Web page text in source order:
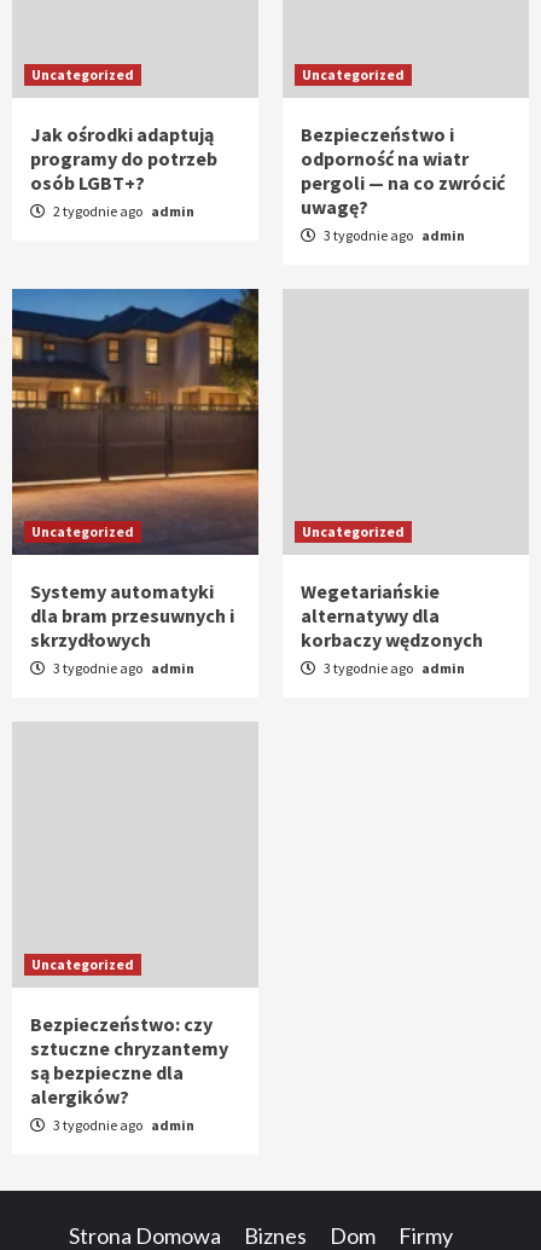
Uncategorized
Jak ośrodki adaptują
programy do potrzeb
osób LGBT+?
2 tygodnie ago admin
Uncategorized
Bezpieczeństwo i
odporność na wiatr
pergoli — na co zwrócić
uwagę?
3 tygodnie ago admin
Uncategorized
Systemy automatyki
dla bram przesuwnych i
skrzydłowych
3 tygodnie ago admin
Uncategorized
Wegetariańskie
alternatywy dla
korbaczy wędzonych
3 tygodnie ago admin
Uncategorized
Bezpieczeństwo: czy
sztuczne chryzantemy
są bezpieczne dla
alergików?
3 tygodnie ago admin
Strona Domowa Biznes Dom Firmy